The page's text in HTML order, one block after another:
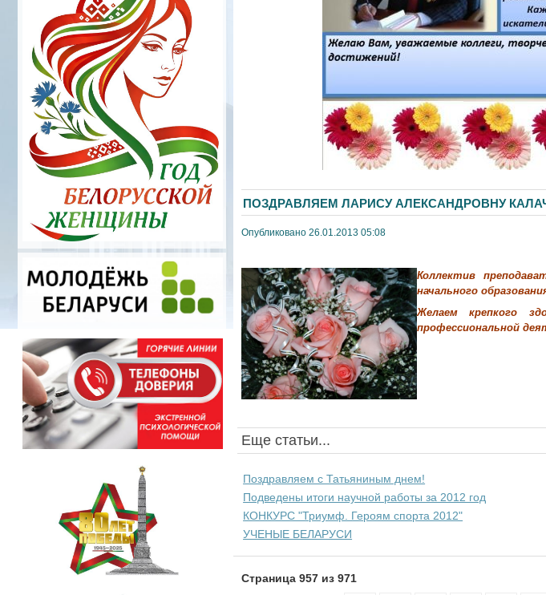
ПОЗДРАВЛЯЕМ ЛАРИСУ АЛЕКСАНДРОВНУ
Опубликовано 26.01.2013 05:08
Коллектив
начального
Желаем крепкого
профессиональной
Еще статьи...
Поздравляем с Татьяниным днем!
Подведены итоги научной работы за 2012 год
КОНКУРС "Триумф. Героям спорта 2012"
УЧЕНЫЕ БЕЛАРУСИ
Страница 957 из 971